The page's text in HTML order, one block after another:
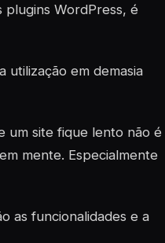
plugins WordPress, é
utilização em demasia
um site fique lento não é
mente. Especialmente
as funcionalidades e a